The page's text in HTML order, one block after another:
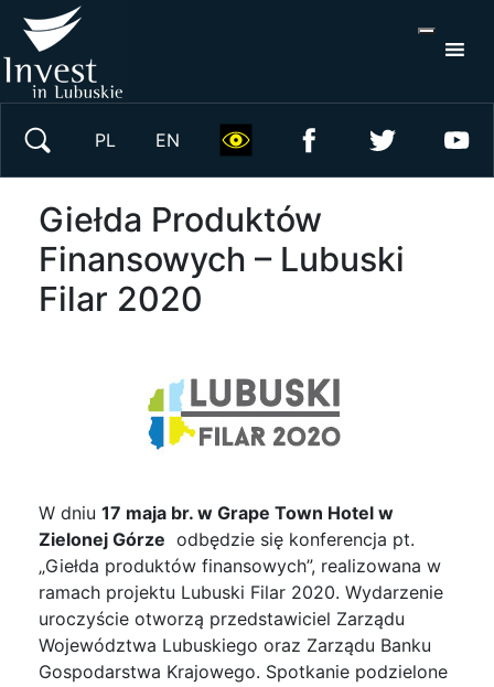
PL EN
Giełda Produktów
Finansowych – Lubuski
Filar 2020
W dniu 17 maja br. w Grape Town Hotel w
Zielonej Górze odbędzie się konferencja pt.
„Giełda produktów finansowych”, realizowana w
ramach projektu Lubuski Filar 2020. Wydarzenie
uroczyście otworzą przedstawiciel Zarządu
Województwa Lubuskiego oraz Zarządu Banku
Gospodarstwa Krajowego. Spotkanie podzielone
Wyszukaj w serwisie